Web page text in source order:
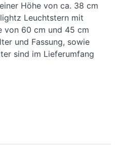
Höhe von ca. 38 cm
Leuchtstern mit
von 60 cm und 45 cm
und Fassung, sowie
sind im Lieferumfang